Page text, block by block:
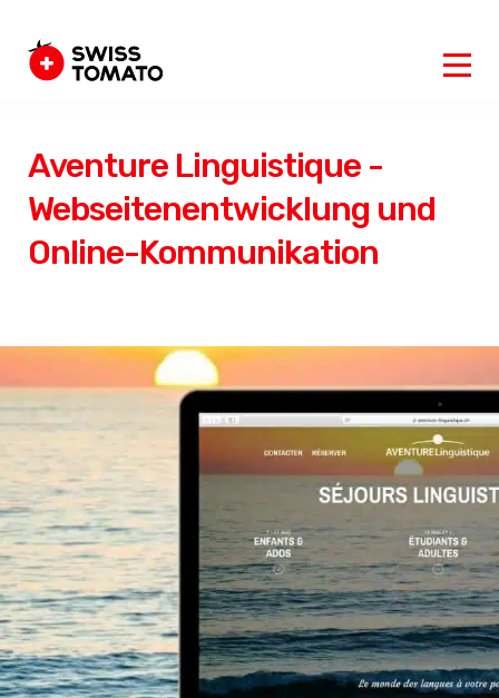
Aventure Linguistique -
Webseitenentwicklung und
Online-Kommunikation